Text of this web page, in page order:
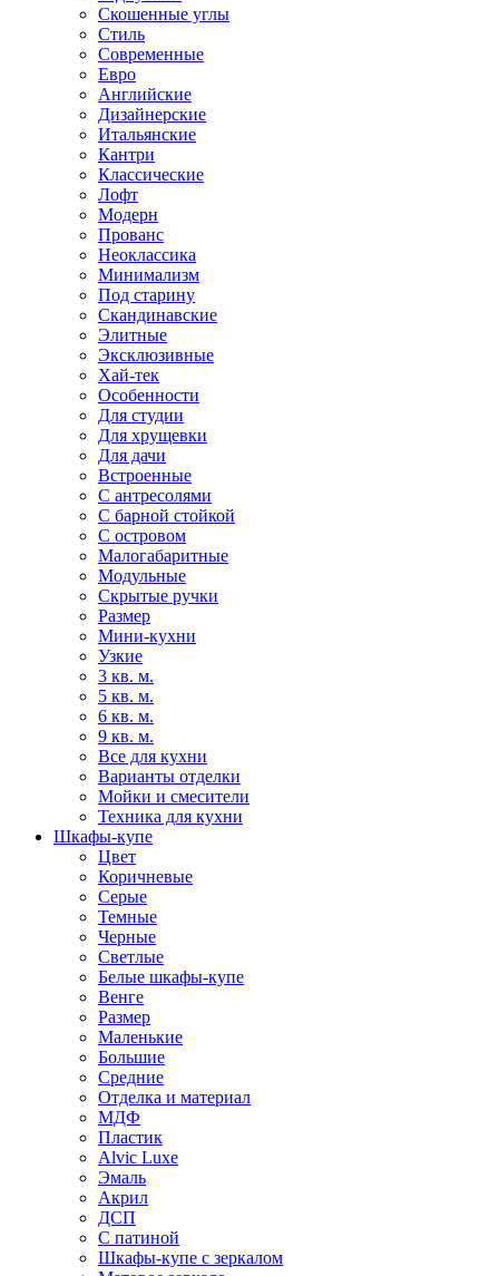
Скошенные углы
Стиль
Современные
Евро
Английские
Дизайнерские
Итальянские
Кантри
Классические
Лофт
Модерн
Прованс
Неоклассика
Минимализм
Под старину
Скандинавские
Элитные
Эксклюзивные
Хай-тек
Особенности
Для студии
Для хрущевки
Для дачи
Встроенные
С антресолями
С барной стойкой
С островом
Малогабаритные
Модульные
Скрытые ручки
Размер
Мини-кухни
Узкие
3 кв. м.
5 кв. м.
6 кв. м.
9 кв. м.
Все для кухни
Варианты отделки
Мойки и смесители
Техника для кухни
Шкафы-купе
Цвет
Коричневые
Серые
Темные
Черные
Светлые
Белые шкафы-купе
Венге
Размер
Маленькие
Большие
Средние
Отделка и материал
МДФ
Пластик
Alvic Luxe
Эмаль
Акрил
ДСП
С патиной
Шкафы-купе с зеркалом